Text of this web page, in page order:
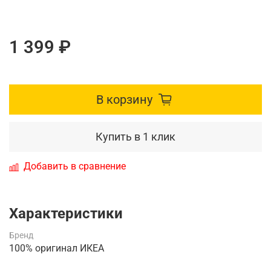
1 399 ₽
В корзину
Купить в 1 клик
Добавить в сравнение
Характеристики
Бренд
100% оригинал ИКЕА